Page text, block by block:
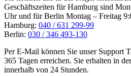
Geschäftszeiten für Hamburg sind
Uhr und für Berlin Montag – Freitag
Hamburg: 040 / 631 299-99
Berlin: 030 / 346 493-130
Per E-Mail können Sie unser Support
365 Tagen erreichen. Sie erhalten in
innerhalb von 24 Stunden.